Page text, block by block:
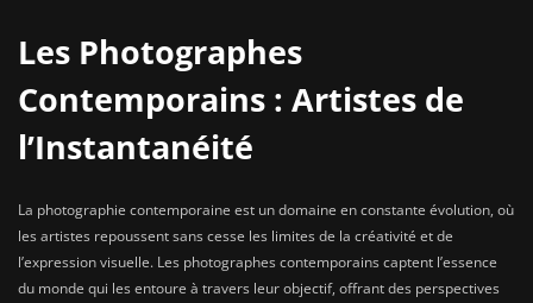
Les Photographes
Contemporains : Artistes de
l’Instantanéité
La photographie contemporaine est un domaine en constante évolution, où
les artistes repoussent sans cesse les limites de la créativité et de
l’expression visuelle. Les photographes contemporains captent l’essence
du monde qui les entoure à travers leur objectif, offrant des perspectives